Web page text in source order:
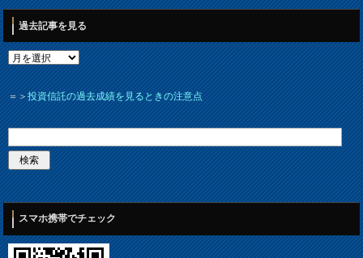
過去記事を見る
＝＞投資信託の過去成績を見るときの注意点
スマホ携帯でチェック